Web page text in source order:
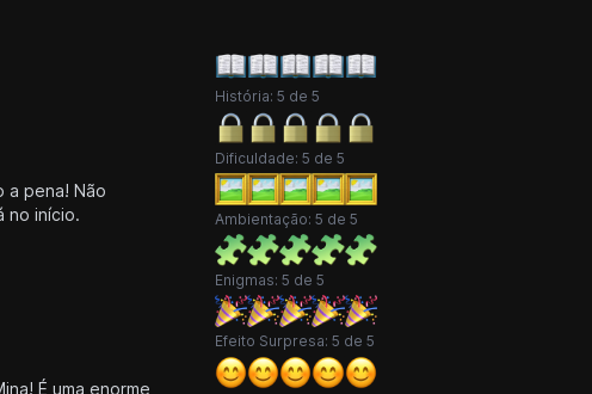
a pena! Não
no início.
É uma enorme
História: 5 de 5
Dificuldade: 5 de 5
Ambientação: 5 de 5
Enigmas: 5 de 5
Efeito Surpresa: 5 de 5